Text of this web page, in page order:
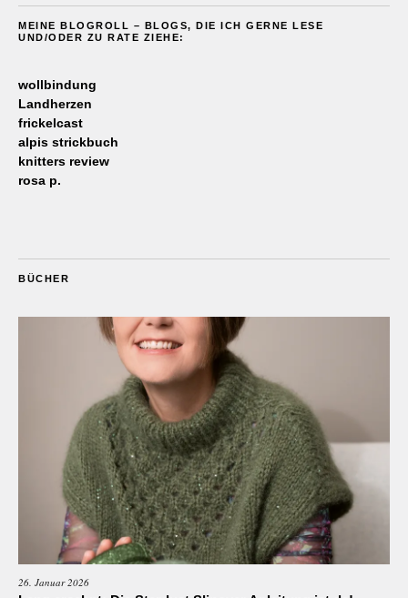
MEINE BLOGROLL – BLOGS, DIE ICH GERNE LESE
UND/ODER ZU RATE ZIEHE:
wollbindung
Landherzen
frickelcast
alpis strickbuch
knitters review
rosa p.
BÜCHER
26. Januar 2026